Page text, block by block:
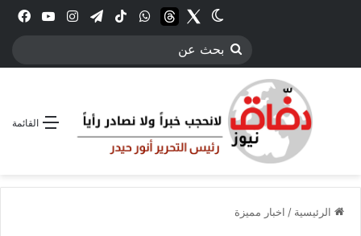
انستقرامتيلقرام‫TikTokواتسابthreadsTwitter
الوضع المظلم
بحث
القائمة
الرئيسية / اخبار مميزة